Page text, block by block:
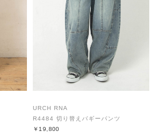
URCH RNA
R4484 切り替えバギーパンツ
￥19,800